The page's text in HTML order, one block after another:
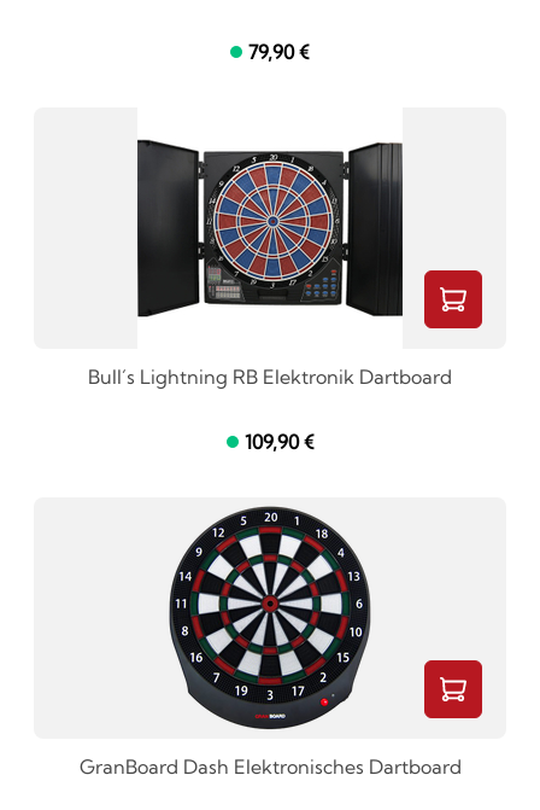
79,90 €
Bull´s Lightning RB Elektronik Dartboard
109,90 €
GranBoard Dash Elektronisches Dartboard